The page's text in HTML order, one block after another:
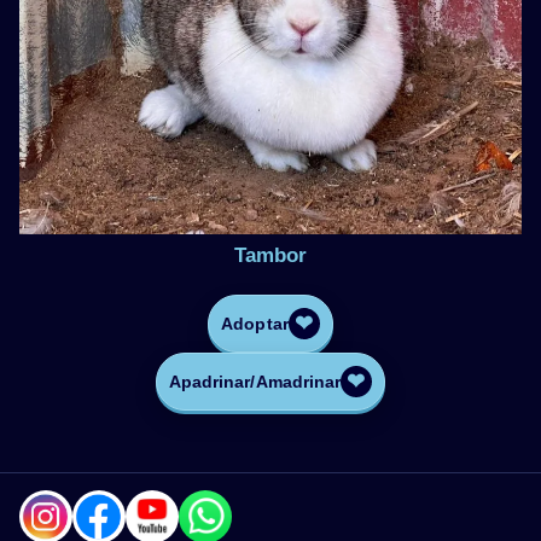
Tambor
Adoptar ❤
Apadrinar/Amadrinar ❤